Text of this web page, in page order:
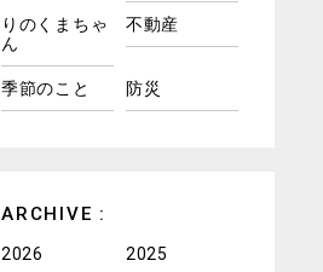
りのくまちゃ
ん
不動産
季節のこと 防災
ARCHIVE :
2026 2025